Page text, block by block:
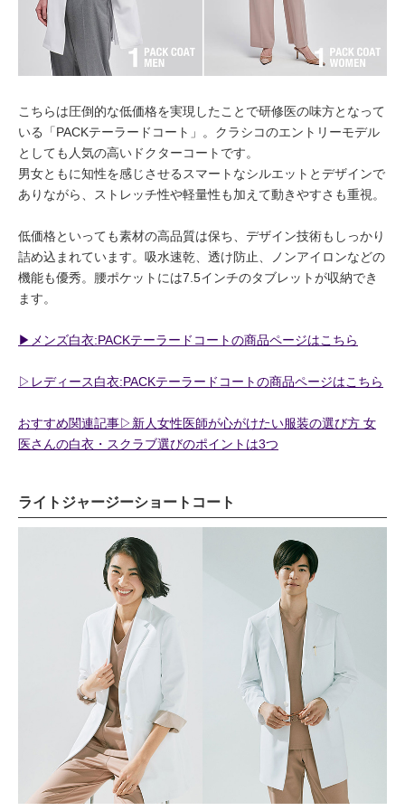
こちらは圧倒的な低価格を実現したことで研修医の味方となって
いる「PACKテーラードコート」。クラシコのエントリーモデル
としても人気の高いドクターコートです。
男女ともに知性を感じさせるスマートなシルエットとデザインで
ありながら、ストレッチ性や軽量性も加えて動きやすさも重視。
低価格といっても素材の高品質は保ち、デザイン技術もしっかり
詰め込まれています。吸水速乾、透け防止、ノンアイロンなどの
機能も優秀。腰ポケットには7.5インチのタブレットが収納でき
ます。
▶︎メンズ白衣:PACKテーラードコートの商品ページはこちら
▷レディース白衣:PACKテーラードコートの商品ページはこちら
おすすめ関連記事▷新人女性医師が心がけたい服装の選び方 女
医さんの白衣・スクラブ選びのポイントは3つ
ライトジャージーショートコート